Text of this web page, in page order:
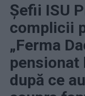
Șefii ISU
complicii
„Ferma
pensionat
după ce